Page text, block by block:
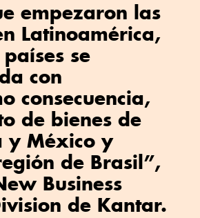
empezaron las
Latinoamérica,
se
con
consecuencia,
de bienes de
y México y
de Brasil”,
Business
de Kantar.